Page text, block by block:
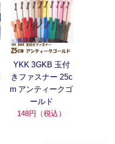
YKK 3GKB 玉付
きファスナー 25c
m アンティークゴ
ールド
148円（税込）